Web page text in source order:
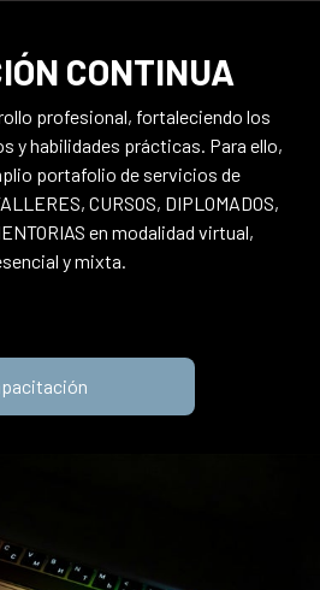
CONTINUA
profesional, fortaleciendo los
y habilidades prácticas. Para ello,
portafolio de servicios de
CURSOS, DIPLOMADOS,
en modalidad virtual,
y mixta.